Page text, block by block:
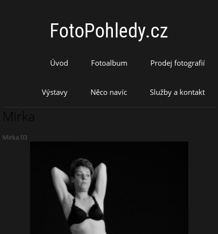
FotoPohledy.cz
Úvod Fotoalbum Prodej fotografií
Výstavy Něco navíc Služby a kontakt
Mirka
Mirka 03